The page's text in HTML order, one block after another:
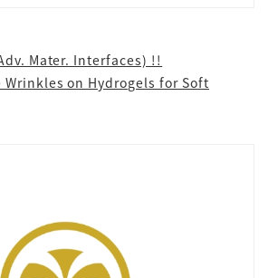
Mater. Interfaces) !!
on Hydrogels for Soft